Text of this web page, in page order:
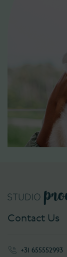
Contact Us
+31 655552993